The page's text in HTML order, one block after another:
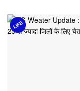
LIFE